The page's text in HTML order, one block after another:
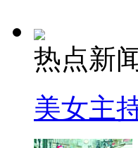
热点新
美女主